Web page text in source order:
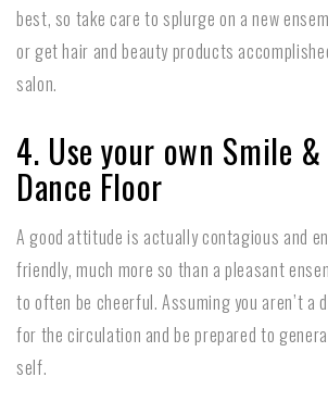
best, so take care to splurge on a new
or get hair and beauty products
salon.
4. Use your own Smile
Dance Floor
A good attitude is actually contagious and
friendly, much more so than a pleasant
to often be cheerful. Assuming you aren’t a
for the circulation and be prepared to
self.